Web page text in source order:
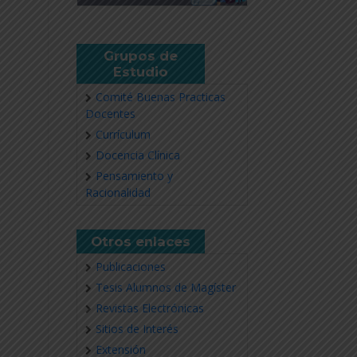
Grupos de
Estudio
Comité Buenas Practicas
Docentes
Currículum
Docencia Clínica
Pensamiento y
Racionalidad
Otros enlaces
Publicaciones
Tesis Alumnos de Magíster
Revistas Electrónicas
Sitios de Interés
Extensión